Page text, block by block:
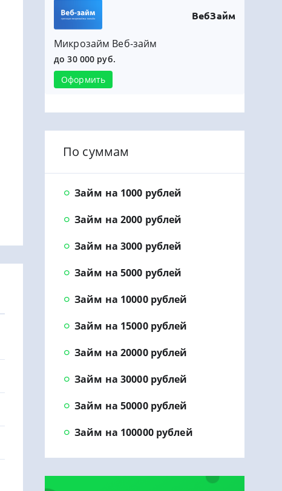
ВебЗайм
Микрозайм Веб-займ
до 30 000 руб.
Оформить
По суммам
Займ на 1000 рублей
Займ на 2000 рублей
Займ на 3000 рублей
Займ на 5000 рублей
Займ на 10000 рублей
Займ на 15000 рублей
Займ на 20000 рублей
Займ на 30000 рублей
Займ на 50000 рублей
Займ на 100000 рублей